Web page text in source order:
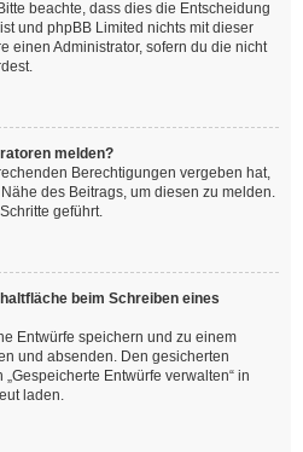
beachte, dass dies die Entscheidung
und phpBB Limited nichts mit dieser
einen Administrator, sofern du die nicht
melden?
Berechtigungen vergeben hat,
des Beitrags, um diesen zu melden.
geführt.
beim Schreiben eines
Entwürfe speichern und zu einem
und absenden. Den gesicherten
Entwürfe verwalten“ in
laden.